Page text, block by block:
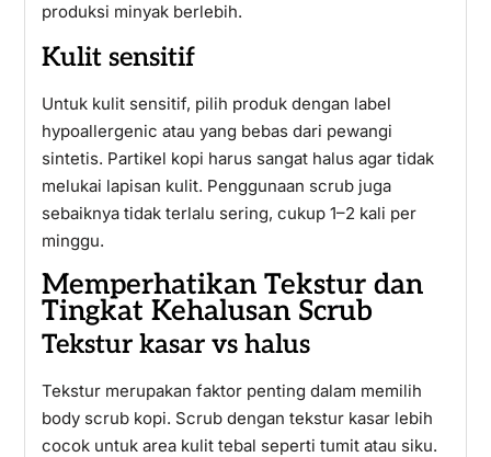
produksi minyak berlebih.
Kulit sensitif
Untuk kulit sensitif, pilih produk dengan label
hypoallergenic atau yang bebas dari pewangi
sintetis. Partikel kopi harus sangat halus agar tidak
melukai lapisan kulit. Penggunaan scrub juga
sebaiknya tidak terlalu sering, cukup 1–2 kali per
minggu.
Memperhatikan Tekstur dan
Tingkat Kehalusan Scrub
Tekstur kasar vs halus
Tekstur merupakan faktor penting dalam memilih
body scrub kopi. Scrub dengan tekstur kasar lebih
cocok untuk area kulit tebal seperti tumit atau siku.